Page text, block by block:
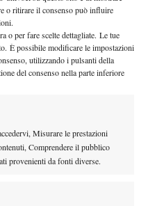
o ritirare il consenso può influire
o per fare scelte dettagliate. Le tue
È possibile modificare le impostazioni
utilizzando i pulsanti della
del consenso nella parte inferiore
Misurare le prestazioni
Comprendere il pubblico
provenienti da fonti diverse.
l’accesso alle Finals
resterà nella sua
della mia vita. Vincere
con quella atmosfera… è
messaggi, anche da
entusiasmo per la
“ Bruxelles merita un
ha una grande tradizione,
a ispirare la nuova
grande pubblico, Collignon